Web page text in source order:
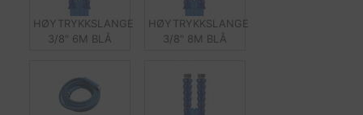
HØYTRYKKSLANGE
3/8" 6M BLÅ
HØYTRYKKSLANGE
3/8" 8M BLÅ